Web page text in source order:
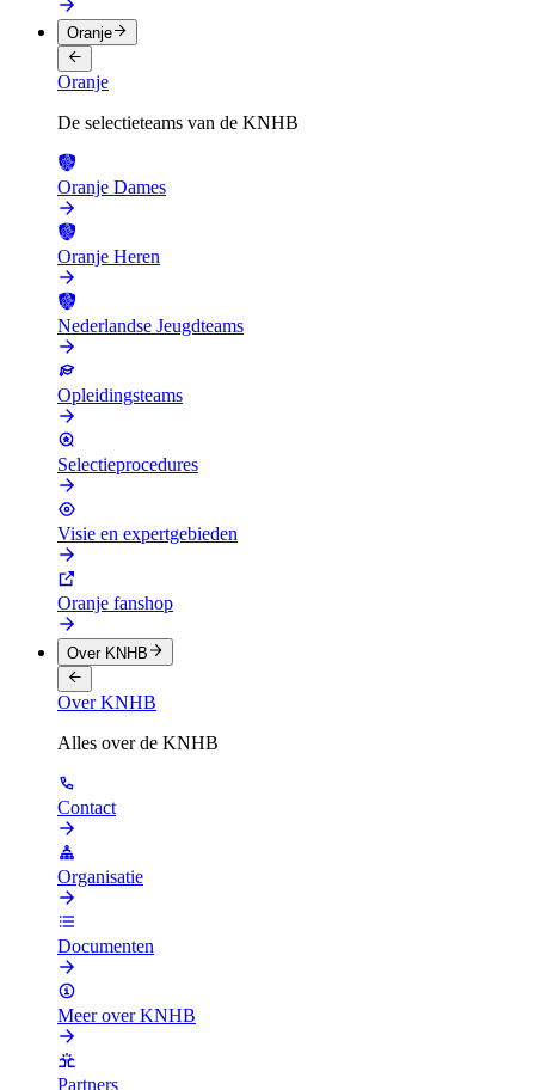
Oranje
Oranje
De selectieteams van de KNHB
Oranje Dames
Oranje Heren
Nederlandse Jeugdteams
Opleidingsteams
Selectieprocedures
Visie en expertgebieden
Oranje fanshop
Over KNHB
Over KNHB
Alles over de KNHB
Contact
Organisatie
Documenten
Meer over KNHB
Partners